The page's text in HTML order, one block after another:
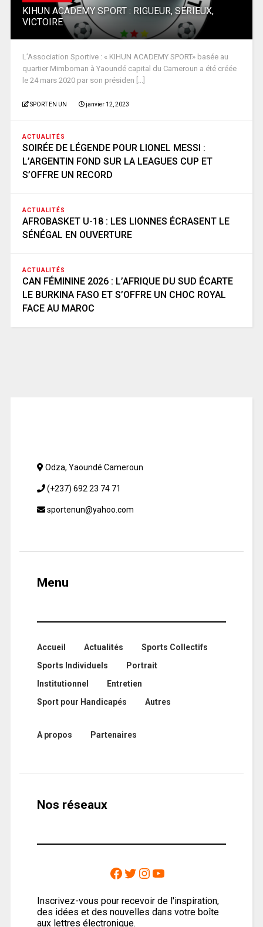
KIHUN ACADEMY SPORT : RIGUEUR, SERIEUX,
VICTOIRE
L’Association Sportive : « KIHUN ACADEMY SPORT» basée au
quartier Mimboman à Yaoundé capital du Cameroun a été créée
le 24 mars 2020 par son présiden [...]
SPORT EN UN janvier 12, 2023
ACTUALITÉS
SOIRÉE DE LÉGENDE POUR LIONEL MESSI :
L’ARGENTIN FOND SUR LA LEAGUES CUP ET
S’OFFRE UN RECORD
ACTUALITÉS
AFROBASKET U-18 : LES LIONNES ÉCRASENT LE
SÉNÉGAL EN OUVERTURE
ACTUALITÉS
CAN FÉMININE 2026 : L’AFRIQUE DU SUD ÉCARTE
LE BURKINA FASO ET S’OFFRE UN CHOC ROYAL
FACE AU MAROC
Odza, Yaoundé Cameroun
(+237) 692 23 74 71
sportenun@yahoo.com
Menu
Accueil Actualités
Sports Collectifs
Sports Individuels
Portrait
Institutionnel
Entretien
Sport pour Handicapés
Autres
A propos Partenaires
Nos réseaux
Inscrivez-vous pour recevoir de l'inspiration,
des idées et des nouvelles dans votre boîte
aux lettres électronique.